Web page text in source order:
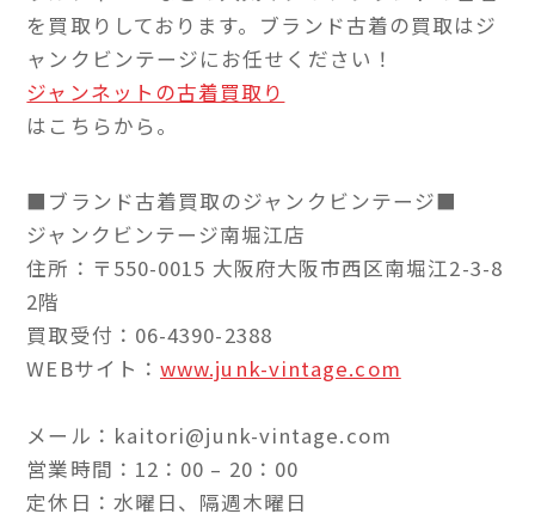
を買取りしております。ブランド古着の買取はジ
ャンクビンテージにお任せください！
ジャンネットの古着買取り
はこちらから。
■ブランド古着買取のジャンクビンテージ■
ジャンクビンテージ南堀江店
住所：〒550-0015 大阪府大阪市西区南堀江2-3-8
2階
買取受付：06-4390-2388
WEBサイト：www.junk-vintage.com
メール：kaitori@junk-vintage.com
営業時間：12：00 – 20：00
定休日：水曜日、隔週木曜日